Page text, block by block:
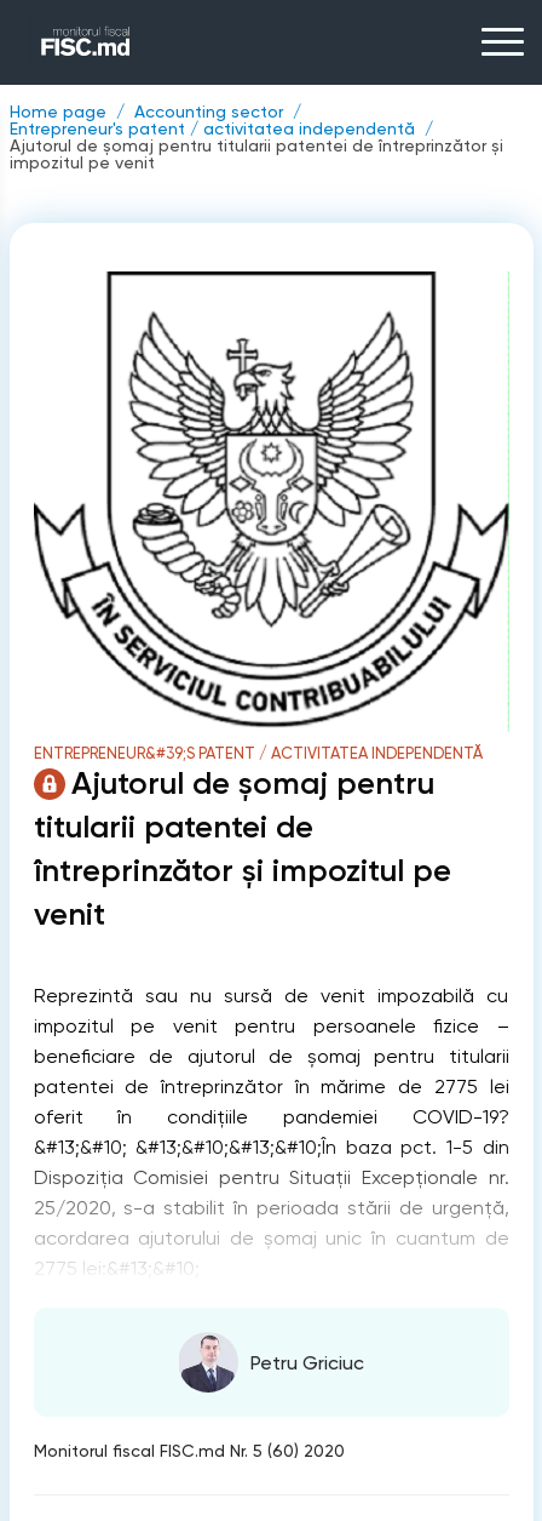
Home page
Accounting sector
Entrepreneur's patent / activitatea independentă
Ajutorul de șomaj pentru titularii patentei de întreprinzător și
impozitul pe venit
ENTREPRENEUR&#39;S PATENT / ACTIVITATEA INDEPENDENTĂ
Ajutorul de șomaj pentru
titularii patentei de
întreprinzător și impozitul pe
venit
Reprezintă sau nu sursă de venit impozabilă cu
impozitul pe venit pentru persoanele fizice –
beneficiare de ajutorul de șomaj pentru titularii
patentei de întreprinzător în mărime de 2775 lei
oferit în condițiile pandemiei COVID-19?
&#13;&#10; &#13;&#10;&#13;&#10;În baza pct. 1-5 din
Dispoziţia Comisiei pentru Situaţii Excepţionale nr.
25/2020, s-a stabilit în perioada stării de urgenţă,
acordarea ajutorului de șomaj unic în cuantum de
2775 lei:&#13;&#10;
Petru Griciuc
Monitorul fiscal FISC.md Nr. 5 (60) 2020